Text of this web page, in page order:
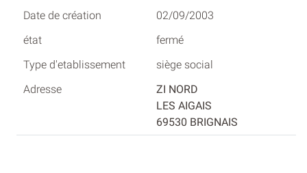
02/09/2003
fermé
siège social
ZI NORD
LES AIGAIS
69530 BRIGNAIS